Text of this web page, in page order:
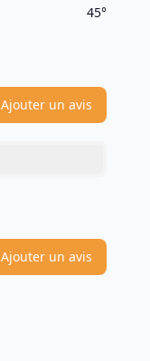
45°
Ajouter un avis
Ajouter un avis